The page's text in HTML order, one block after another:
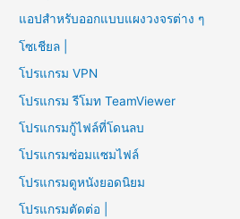
แอปสำหรับออกแบบแผงวงจรต่าง ๆ
โซเชียล |
โปรแกรม VPN
โปรแกรม รีโมท TeamViewer
โปรแกรมกู้ไฟล์ที่โดนลบ
โปรแกรมซ่อมแซมไฟล์
โปรแกรมดูหนังยอดนิยม
โปรแกรมตัดต่อ |